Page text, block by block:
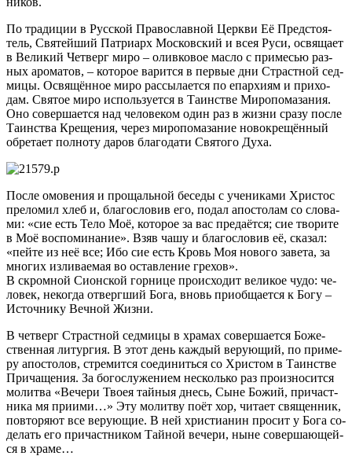
По тра­ди­ции в Рус­ской Пра­во­слав­ной Церк­ви Её Пред­сто­я­
тель, Свя­тей­ший Пат­ри­арх Мос­ков­ский и всея Ру­си, освя­ща­ет
в Ве­ли­кий Чет­верг ми­ро – олив­ко­вое мас­ло с при­ме­сью раз­
ных аро­ма­тов, – ко­то­рое ва­рит­ся в пер­вые дни Страст­ной сед­
ми­цы. Освя­щён­ное ми­ро рас­сы­ла­ет­ся по епар­хи­ям и при­хо­
дам. Свя­тое ми­ро ис­поль­зу­ет­ся в Та­ин­стве Ми­ро­по­ма­за­ния.
Оно со­вер­ша­ет­ся над че­ло­ве­ком один раз в жиз­ни сра­зу по­сле
Та­ин­ства Кре­ще­ния, через ми­ро­по­ма­за­ние но­во­кре­щён­ный
об­ре­та­ет пол­но­ту да­ров бла­го­да­ти Свя­то­го Ду­ха.
По­сле омо­ве­ния и про­щаль­ной бе­се­ды с уче­ни­ка­ми Хри­стос
пре­ло­мил хлеб и, бла­го­сло­вив его, по­дал апо­сто­лам со сло­ва­
ми: «сие есть Те­ло Моё, ко­то­рое за вас пре­да­ёт­ся; сие тво­ри­те
в Моё вос­по­ми­на­ние». Взяв ча­шу и бла­го­сло­вив её, ска­зал:
«пей­те из неё все; Ибо сие есть Кровь Моя но­во­го за­ве­та, за
мно­гих из­ли­ва­е­мая во остав­ле­ние гре­хов».
В скром­ной Си­он­ской гор­ни­це про­ис­хо­дит ве­ли­кое чу­до: че­
ло­век, неко­гда от­верг­ший Бо­га, вновь при­об­ща­ет­ся к Бо­гу –
Ис­точ­ни­ку Веч­ной Жиз­ни.
В чет­верг Страст­ной сед­ми­цы в хра­мах со­вер­ша­ет­ся Бо­же­
ствен­ная ли­тур­гия. В этот день каж­дый ве­ру­ю­щий, по при­ме­
ру апо­сто­лов, стре­мит­ся со­еди­нить­ся со Хри­стом в Та­ин­стве
При­ча­ще­ния. За бо­го­слу­же­ни­ем несколь­ко раз про­из­но­сит­ся
мо­лит­ва «Ве­че­ри Тво­ея тай­ныя днесь, Сыне Бо­жий, при­част­
ни­ка мя при­и­ми…» Эту мо­лит­ву по­ёт хор, чи­та­ет свя­щен­ник,
по­вто­ря­ют все ве­ру­ю­щие. В ней хри­сти­а­нин про­сит у Бо­га со­
де­лать его при­част­ни­ком Тай­ной ве­че­ри, ныне со­вер­ша­ю­щей­
ся в хра­ме…